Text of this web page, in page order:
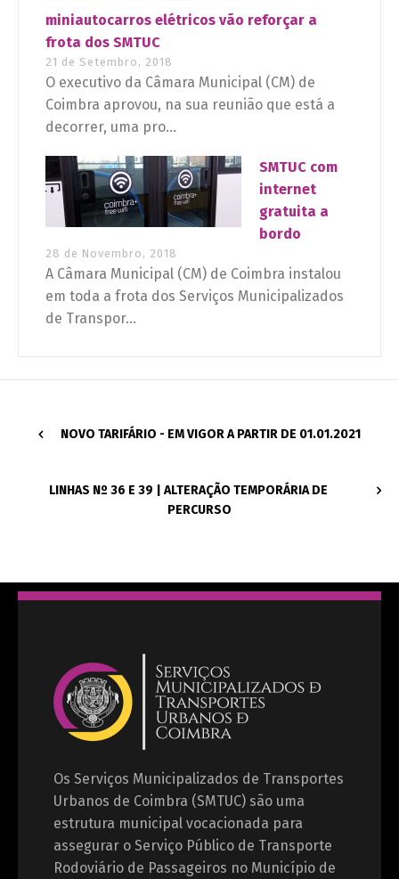
miniautocarros elétricos vão reforçar a
frota dos SMTUC
21 de Setembro, 2018
O executivo da Câmara Municipal (CM) de
Coimbra aprovou, na sua reunião que está a
decorrer, uma pro...
SMTUC com
internet
gratuita a
bordo
28 de Novembro, 2018
A Câmara Municipal (CM) de Coimbra instalou
em toda a frota dos Serviços Municipalizados
de Transpor...
NOVO TARIFÁRIO - EM VIGOR A PARTIR DE 01.01.2021
LINHAS Nº 36 E 39 | ALTERAÇÃO TEMPORÁRIA DE
PERCURSO
Os Serviços Municipalizados de Transportes
Urbanos de Coimbra (SMTUC) são uma
estrutura municipal vocacionada para
assegurar o Serviço Público de Transporte
Rodoviário de Passageiros no Município de